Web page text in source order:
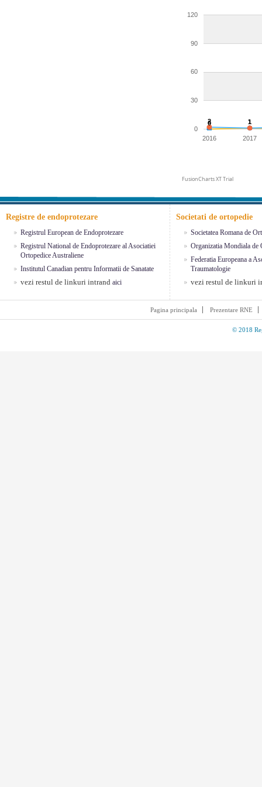
0
30
60
90
120
2016 2017
0 1
2 1
FusionCharts XT Trial
Registre de endoprotezare
Registrul European de Endoprotezare
Registrul National de Endoprotezare al Asociatiei
Ortopedice Australiene
Institutul Canadian pentru Informatii de Sanatate
vezi restul de linkuri intrand aici
Societati de ortopedie
Societatea Romana de
Organizatia Mondiala de
Federatia Europeana a
Traumatologie
vezi restul de linkuri
Pagina principala Prezentare RNE
© 2018